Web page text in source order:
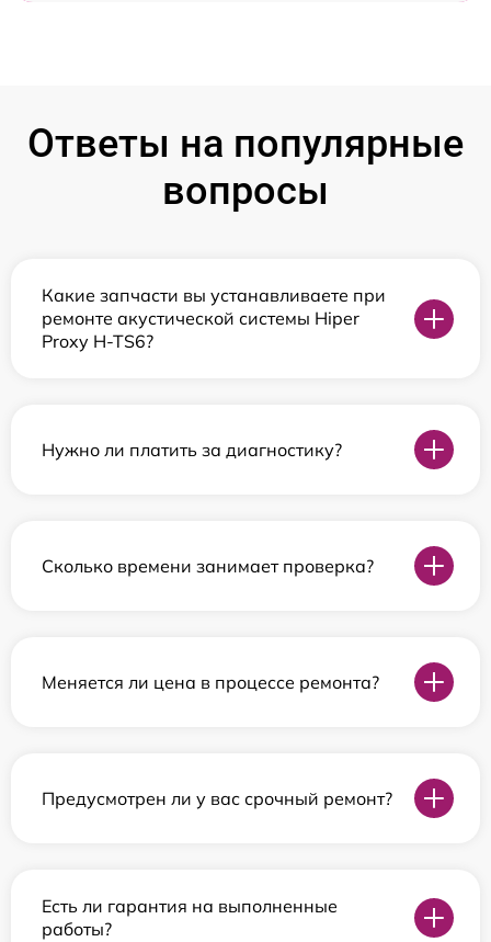
Ответы на популярные
вопросы
Какие запчасти вы устанавливаете при
ремонте акустической системы Hiper
Proxy H-TS6?
Нужно ли платить за диагностику?
Сколько времени занимает проверка?
Меняется ли цена в процессе ремонта?
Предусмотрен ли у вас срочный ремонт?
Есть ли гарантия на выполненные
работы?